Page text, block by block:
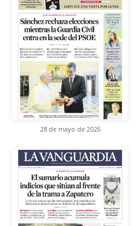
28 de mayo de 2026